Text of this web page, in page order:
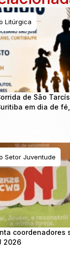
Litúrgica
de São
em dia de
Setor Juventude
coordenadores
2026